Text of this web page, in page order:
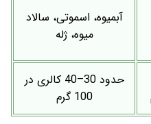
آبمیوه، اسموتی، سالاد
میوه، ژله
حدود 30–40 کالری در
100 گرم